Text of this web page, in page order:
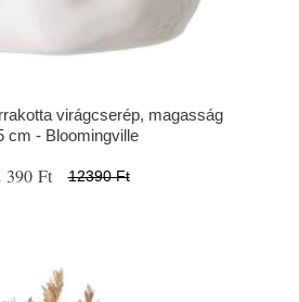
virágcserép, magasság
cm - Bloomingville
390 Ft 12390 Ft